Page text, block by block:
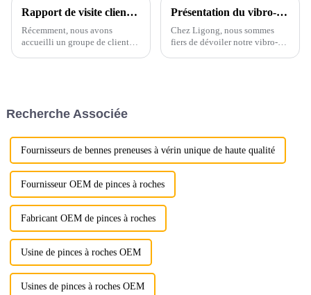
Rapport de visite client : Dévoilement du processus de fabrication LG !
Récemment, nous avons
accueilli un groupe de clients
Présentation du vibro-pieux à pince latérale de Ligong : la solution ultime pour un enfoncement efficace des pieux
Chez Ligong, nous sommes
fiers de dévoiler notre vibro-
Recherche Associée
Fournisseurs de bennes preneuses à vérin unique de haute qualité
Fournisseur OEM de pinces à roches
Fabricant OEM de pinces à roches
Usine de pinces à roches OEM
Usines de pinces à roches OEM